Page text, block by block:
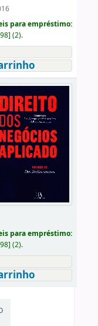
para empréstimo:
] (2).
para empréstimo:
] (2).